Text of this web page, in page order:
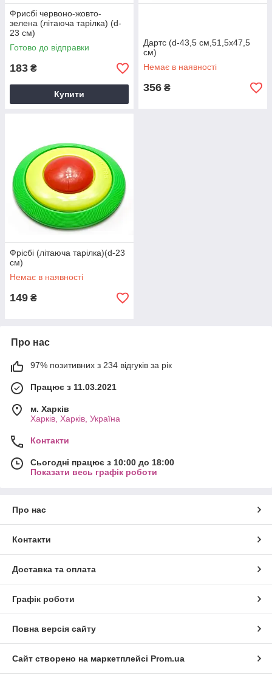
Фрисбі червоно-жовто-
зелена (літаюча тарілка) (d-
23 см)
Готово до відправки
183 ₴
Купити
Дартс (d-43,5 см,51,5х47,5
см)
Немає в наявності
356 ₴
Фрісбі (літаюча тарілка)(d-23
см)
Немає в наявності
149 ₴
Про нас
97% позитивних з 234 відгуків за рік
Працює з 11.03.2021
м. Харків
Харків, Харків, Україна
Контакти
Сьогодні працює з 10:00 до 18:00
Показати весь графік роботи
Про нас
Контакти
Доставка та оплата
Графік роботи
Повна версія сайту
Сайт створено на маркетплейсі Prom.ua